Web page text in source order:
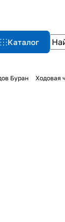
Каталог
Буран Ходовая